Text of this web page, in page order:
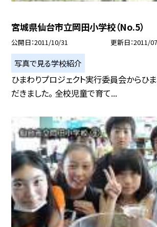
宮城県仙台市立岡田小学校（No.5）
公開日 2011/10/31 更新日 2011/
写真で見る学校紹介
ひまわりプロジェクト実行委員会からひ
だきました。 全校児童で育て...